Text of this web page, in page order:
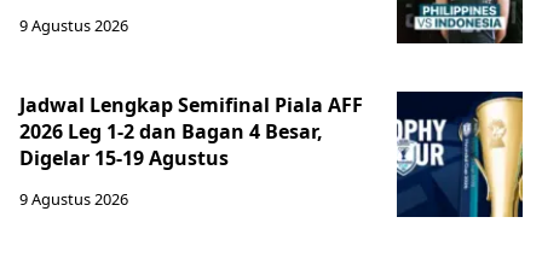
9 Agustus 2026
Jadwal Lengkap Semifinal Piala AFF
2026 Leg 1-2 dan Bagan 4 Besar,
Digelar 15-19 Agustus
9 Agustus 2026